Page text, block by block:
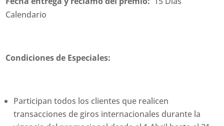
Calendario
Condiciones de Especiales:
Participan todos los clientes que realicen
transacciones de giros internacionales durante la